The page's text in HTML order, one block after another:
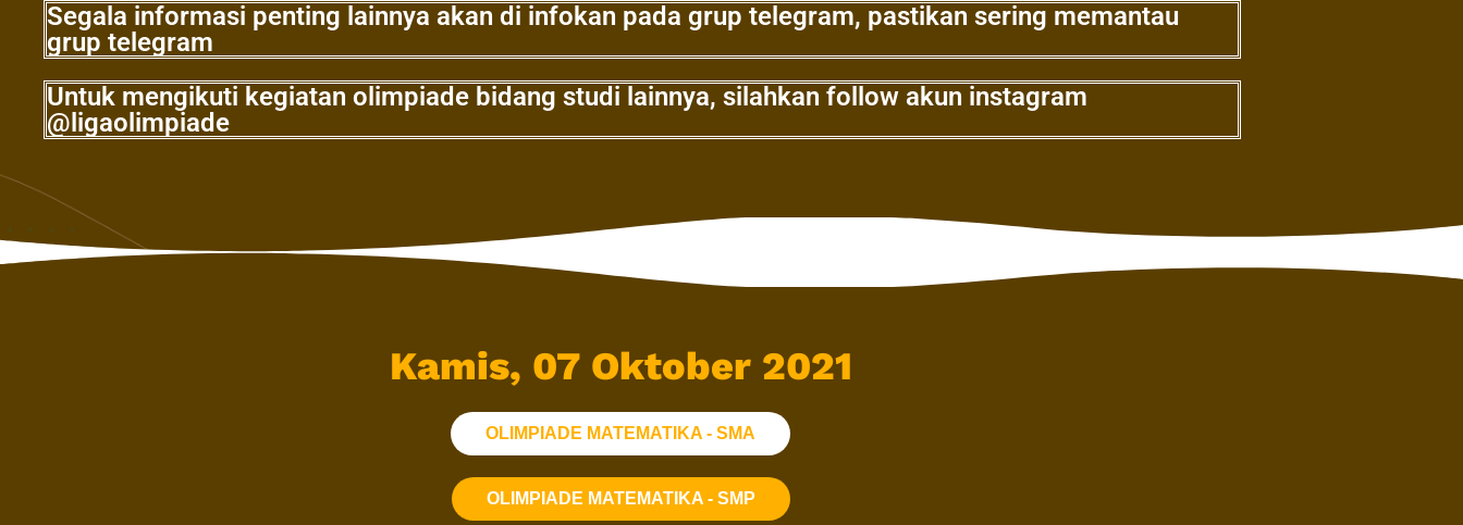
Segala informasi penting lainnya akan di infokan pada grup telegram, pastikan sering memantau
grup telegram
Untuk mengikuti kegiatan olimpiade bidang studi lainnya, silahkan follow akun instagram
@ligaolimpiade
Kamis, 07 Oktober 2021
OLIMPIADE MATEMATIKA - SMA
OLIMPIADE MATEMATIKA - SMP